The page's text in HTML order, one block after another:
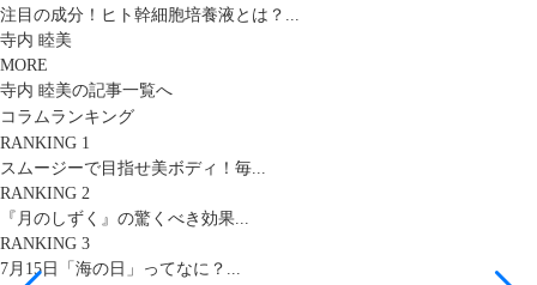
注目の成分！ヒト幹細胞培養液とは？...
寺内 睦美
MORE
寺内 睦美の記事一覧へ
コラムランキング
RANKING 1
スムージーで目指せ美ボディ！毎...
RANKING 2
『月のしずく』の驚くべき効果...
RANKING 3
7月15日「海の日」ってなに？...